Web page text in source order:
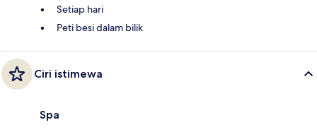
Setiap hari
Peti besi dalam bilik
Ciri istimewa
Spa